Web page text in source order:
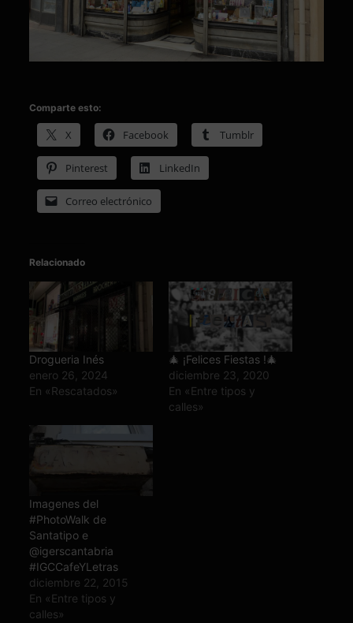
Comparte esto:
X Facebook Tumblr
Pinterest LinkedIn
Correo electrónico
Relacionado
Drogueria Inés
enero 26, 2024
En «Rescatados»
🎄 ¡Felices Fiestas !🎄
diciembre 23, 2020
En «Entre tipos y
calles»
Imagenes del
#PhotoWalk de
Santatipo e
@igerscantabria
#IGCCafeYLetras
diciembre 22, 2015
En «Entre tipos y
calles»